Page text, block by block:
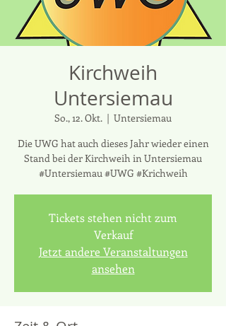
Kirchweih
Untersiemau
So., 12. Okt.
  |
Untersiemau
Die UWG hat auch dieses Jahr wieder einen
Stand bei der Kirchweih in Untersiemau
#Untersiemau #UWG #Krichweih
Tickets stehen nicht zum
Verkauf
Jetzt andere Veranstaltungen
ansehen